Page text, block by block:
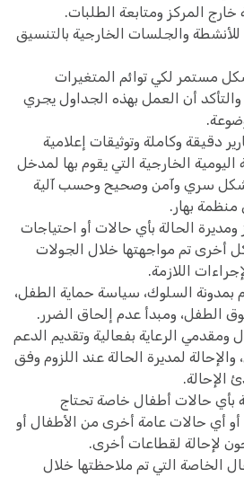
المركز ومتابعة الطلبات.
والجلسات الخارجية بالتنسيق
مستمر لكي توائم المتغيرات
أن العمل بهذه الجداول يجري
دقيقة وكاملة وتوثيقات إعلامية
الخارجية التي يقوم بها لمدخل
بشكل سري وآمن وصحيح وحسب آلية
منظمة بهار.
الحالة بأي حالات أو احتياجات
أخرى تم مواجهتها خلال الجولات
اللازمة.
بمدونة السلوك، سياسة حماية الطفل،
الطفل، ومبدأ عدم إلحاق الضرر.
ومقدمي الرعاية بفعالية وتقديم الدعم
لمديرة الحالة عند اللزوم وفق
الإحالة.
بأي حالات أطفال خاصة تحتاج
أي حالات عامة أخرى من الأطفال أو
لإحالة لقطاعات أخرى.
الخاصة التي تم ملاحظتها خلال